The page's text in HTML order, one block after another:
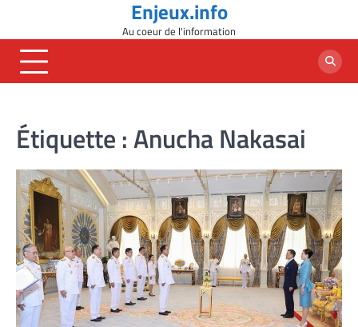
content
Enjeux.info
Au coeur de l'information
Étiquette :Anucha Nakasai